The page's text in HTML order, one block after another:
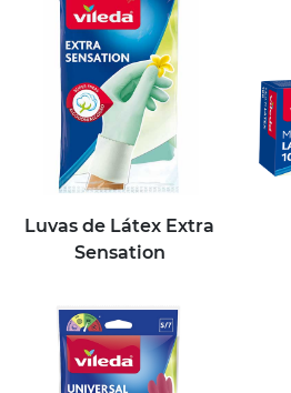
Luvas de Látex Extra
Sensation